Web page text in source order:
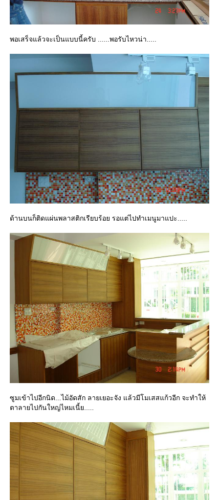
พอเสร็จแล้วจะเป็นแบบนี้ครับ ......พอรับไหวน่า.....
ด้านบนก็ติดแผ่นพลาสติกเรียบร้อย รอแต่ไปทำเมนูมาแปะ.....
ซูมเข้าไปอีกนิด...ไม้อัดสัก ลายเยอะจัง แล้วมีโมเสสแก้วอีก จะทำให้
ตาลายไปกันใหญ่ไหมเนี้ย.....